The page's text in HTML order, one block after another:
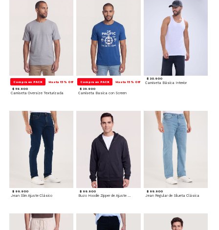
Compra en PACK Hasta 15% Off
$ 59.900
Camiseta Oversize Texturizada
Compra en PACK Hasta 15% Off
$ 39.900
Camiseta Basica con Screen
$ 20.900
Camiseta Básica Interior
$ 99.900
Jean Slim Ajuste Clásico
$ 99.900
Buzo Hoodie Zipper de Ajuste Cómodo
$ 99.900
Jean Regular de Silueta Clásica